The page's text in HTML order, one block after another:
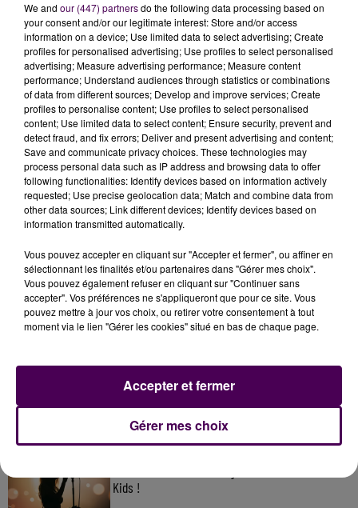
À LA UNE
Gagnez vos pass pour le V and B Fest' 2026 !
Kids !
We and our (447) partnersdo the following data processing based on
your consent and/or our legitimate interest: Store and/or access
information on a device; Use limited data to select advertising; Create
profiles for personalised advertising; Use profiles to select personalised
advertising; Measure advertising performance; Measure content
performance; Understand audiences through statistics or combinations
of data from different sources; Develop and improve services; Create
profiles to personalise content; Use profiles to select personalised
content; Use limited data to select content; Ensure security, prevent and
detect fraud, and fix errors; Deliver and present advertising and content;
Save and communicate privacy choices. These technologies may
process personal data such as IP address and browsing data to offer
following functionalities: Identify devices based on information actively
requested; Use precise geolocation data; Match and combine data from
other data sources; Link different devices; Identify devices based on
information transmitted automatically.
Vous pouvez accepter en cliquant sur "Accepter et fermer", ou affiner en
sélectionnant les finalités et/ou partenaires dans "Gérer mes choix".
Vous pouvez également refuser en cliquant sur "Continuer sans
accepter". Vos préférences ne s'appliqueront que pour ce site. Vous
pouvez mettre à jour vos choix, ou retirer votre consentement à tout
moment via le lien "Gérer les cookies" situé en bas de chaque page.
Gérer mes choix
Accepter et fermer